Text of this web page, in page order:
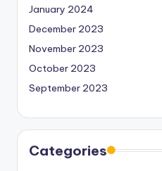
January 2024
December 2023
November 2023
October 2023
September 2023
Categories